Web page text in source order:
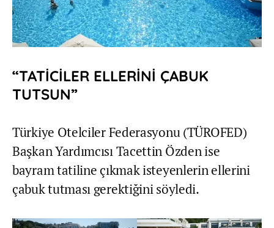
“TATİCİLER ELLERİNİ ÇABUK
TUTSUN”
Türkiye Otelciler Federasyonu (TÜROFED)
Başkan Yardımcısı Tacettin Özden ise
bayram tatiline çıkmak isteyenlerin ellerini
çabuk tutması gerektiğini söyledi.